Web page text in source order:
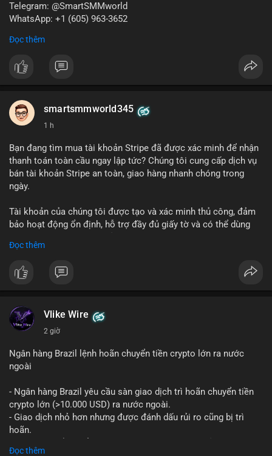
Telegram: @SmartSMMworld
WhatsApp: +1 (605) 963-3652
Lưu ý: Việc mua bán tài khoản có thể vi phạm điều khoản dịch
#wise #transferwise #taikhoanxacminh #dichvutaichinh
Đọc thêm
smartsmmworld345
1 h
Bạn đang tìm mua tài khoản Stripe đã được xác minh để nhận
thanh toán toàn cầu ngay lập tức? Chúng tôi cung cấp dịch vụ
bán tài khoản Stripe an toàn, giao hàng nhanh chóng trong
ngày.
Tài khoản của chúng tôi được tạo và xác minh thủ công, đảm
bảo hoạt động ổn định, hỗ trợ đầy đủ giấy tờ và có thể dùng
Telegram: @SmartSMMworld
WhatsApp: +1 (605) 963-3652
#buyverifiedstripeaccounts
Đọc thêm
Vlike Wire
2 giờ
Ngân hàng Brazil lệnh hoãn chuyển tiền crypto lớn ra nước
ngoài
- Ngân hàng Brazil yêu cầu sàn giao dịch trì hoãn chuyển tiền
crypto lớn (>10.000 USD) ra nước ngoài.
- Giao dịch nhỏ hơn nhưng được đánh dấu rủi ro cũng bị trì
hoãn.
Đọc thêm